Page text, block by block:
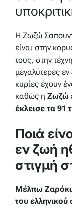
H Ζωζώ
είναι στην
τους, στην
μεγαλύτερες
κυρίες έχουν
καθώς η Ζωζώ
έκλεισε τα 91
Ποιά
εν ζωή
στιγμή
Μέλπω
του ελληνικού